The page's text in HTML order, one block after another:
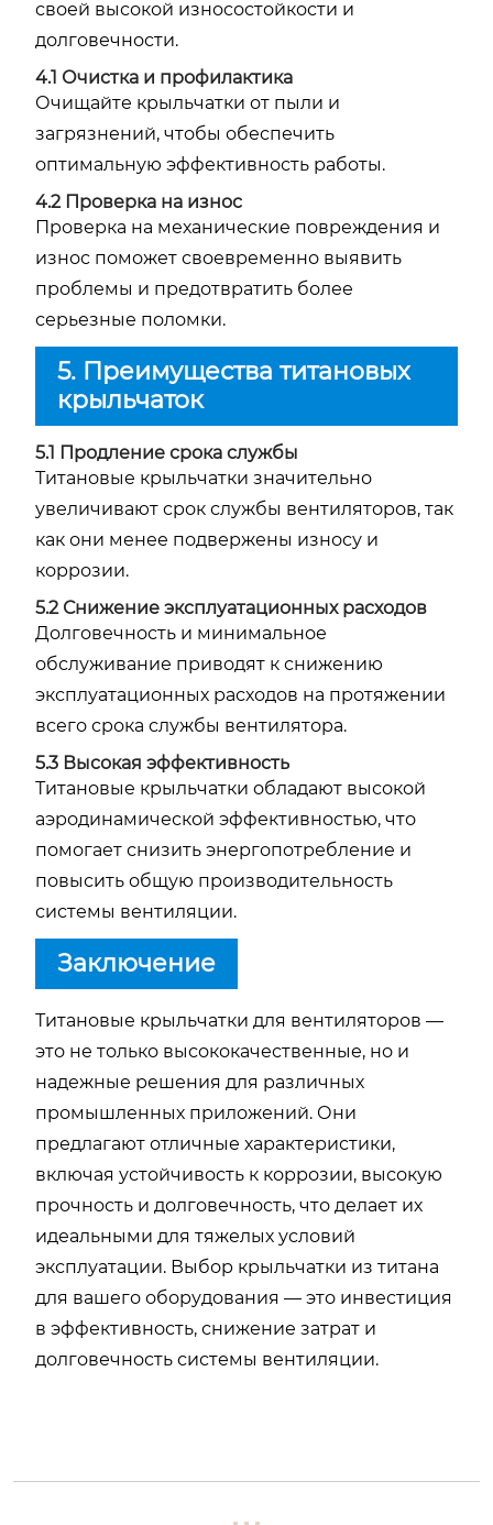
своей высокой износостойкости и
долговечности.
4.1 Очистка и профилактика
Очищайте крыльчатки от пыли и
загрязнений, чтобы обеспечить
оптимальную эффективность работы.
4.2 Проверка на износ
Проверка на механические повреждения и
износ поможет своевременно выявить
проблемы и предотвратить более
серьезные поломки.
5. Преимущества титановых
крыльчаток
5.1 Продление срока службы
Титановые крыльчатки значительно
увеличивают срок службы вентиляторов, так
как они менее подвержены износу и
коррозии.
5.2 Снижение эксплуатационных расходов
Долговечность и минимальное
обслуживание приводят к снижению
эксплуатационных расходов на протяжении
всего срока службы вентилятора.
5.3 Высокая эффективность
Титановые крыльчатки обладают высокой
аэродинамической эффективностью, что
помогает снизить энергопотребление и
повысить общую производительность
системы вентиляции.
Заключение
Титановые крыльчатки для вентиляторов —
это не только высококачественные, но и
надежные решения для различных
промышленных приложений. Они
предлагают отличные характеристики,
включая устойчивость к коррозии, высокую
прочность и долговечность, что делает их
идеальными для тяжелых условий
эксплуатации. Выбор крыльчатки из титана
для вашего оборудования — это инвестиция
в эффективность, снижение затрат и
долговечность системы вентиляции.